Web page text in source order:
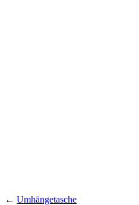
← Umhängetasche